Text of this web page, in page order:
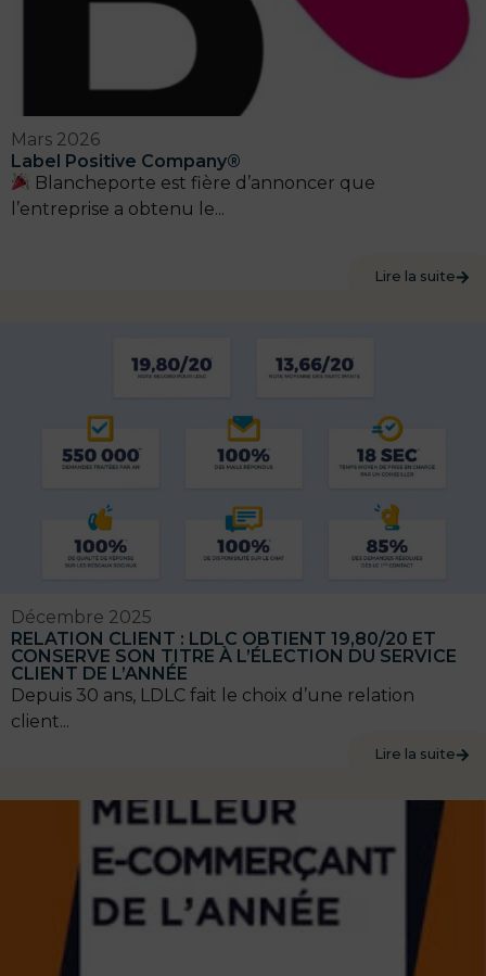
Label Positive Company®
Mars 2026
Blancheporte est fière d’annoncer que
l’entreprise a obtenu le...
Lire la suite
RELATION CLIENT : LDLC OBTIENT 19,80/20 ET
CONSERVE SON TITRE À L’ÉLECTION DU SERVICE
CLIENT DE L’ANNÉE
Décembre 2025
Depuis 30 ans, LDLC fait le choix d’une relation
client...
Lire la suite